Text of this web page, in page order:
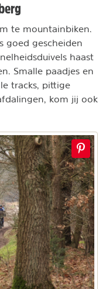
te mountainbiken.
goed gescheiden
haast
Smalle paadjes en
tracks, pittige
kom jij ook